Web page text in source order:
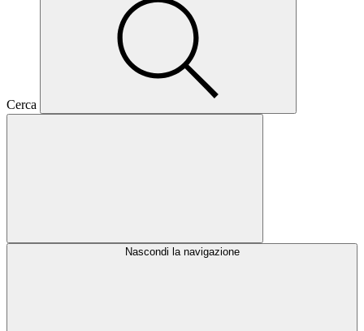
Cerca
Nascondi la navigazione